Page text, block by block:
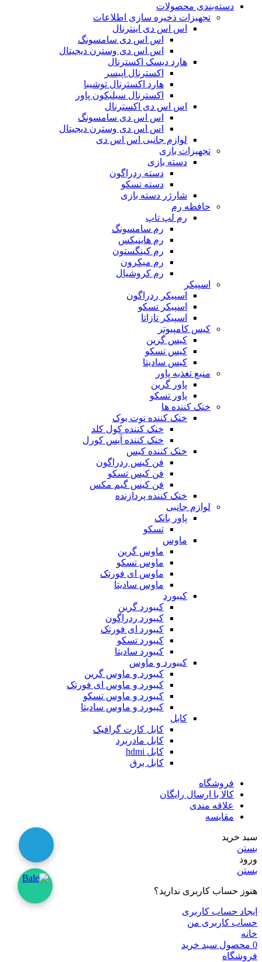
دسته‌بندی محصولات
تجهیزات ذخیره سازی اطلاعات
اس اس دی اینترنال
اس اس دی سامسونگ
اس اس دی وسترن دیجیتال
هارد دیسک اکسترنال
اکسترنال اپیسر
هارد اکسترنال توشیبا
اکسترنال سیلیکون پاور
اس اس دی اکسترنال
اس اس دی سامسونگ
اس اس دی وسترن دیجیتال
لوازم جانبی اس اس دی
تجهیزات بازی
دسته بازی
دسته ردراگون
دسته تسکو
شارژر دسته بازی
حافظه رم
رم لپ تاپ
رم سامسونگ
رم هاینیکس
رم کینگستون
رم میکرون
رم کروشیال
اسپیکر
اسپیکر ردراگون
اسپیکر تسکو
اسپیکر تازاتا
کیس کامپیوتر
کیس گرین
کیس تسکو
کیس سادیتا
منبع تغذیه‌ پاور
پاور گرین
پاور تسکو
خنک کننده ها
خنک کننده نوت بوک
خنک کننده کول کلد
خنک کننده آیس کورل
خنک کننده کیس
فن کیس ردراگون
فن کیس تسکو
فن کیس گیم مکس
خنک کننده پردازنده
لوازم جانبی
پاور بانک
تسکو
ماوس
ماوس گرین
ماوس تسکو
ماوس ای فورتک
ماوس سادیتا
کیبورد
کیبورد گرین
کیبورد ردراگون
کیبورد ای فورتک
کیبورد تسکو
کیبورد سادیتا
کیبورد و ماوس
کیبورد و ماوس گرین
کیبورد و ماوس ای فورتک
کیبورد و ماوس تسکو
کیبورد و ماوس سادیتا
کابل
کابل کارت گرافیک
کابل مادربرد
کابل hdmi
کابل برق
فروشگاه
کالا با ارسال رایگان
علاقه مندی
مقایسه
سبد خرید
بستن
ورود
بستن
هنوز حساب کاربری ندارید؟
ایجاد حساب کاربری
حساب کاربری من
خانه
0 محصول سبد خرید
فروشگاه